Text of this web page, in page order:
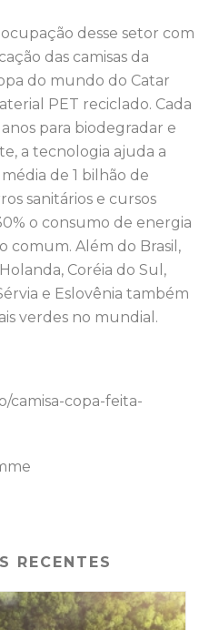
desse setor com
das camisas da
do mundo do Catar
PET reciclado. Cada
para biodegradar e
a tecnologia ajuda a
de 1 bilhão de
sanitários e cursos
o consumo de energia
comum. Além do Brasil,
Coréia do Sul,
e Eslovênia também
verdes no mundial.
camisa-copa-feita-
RECENTES